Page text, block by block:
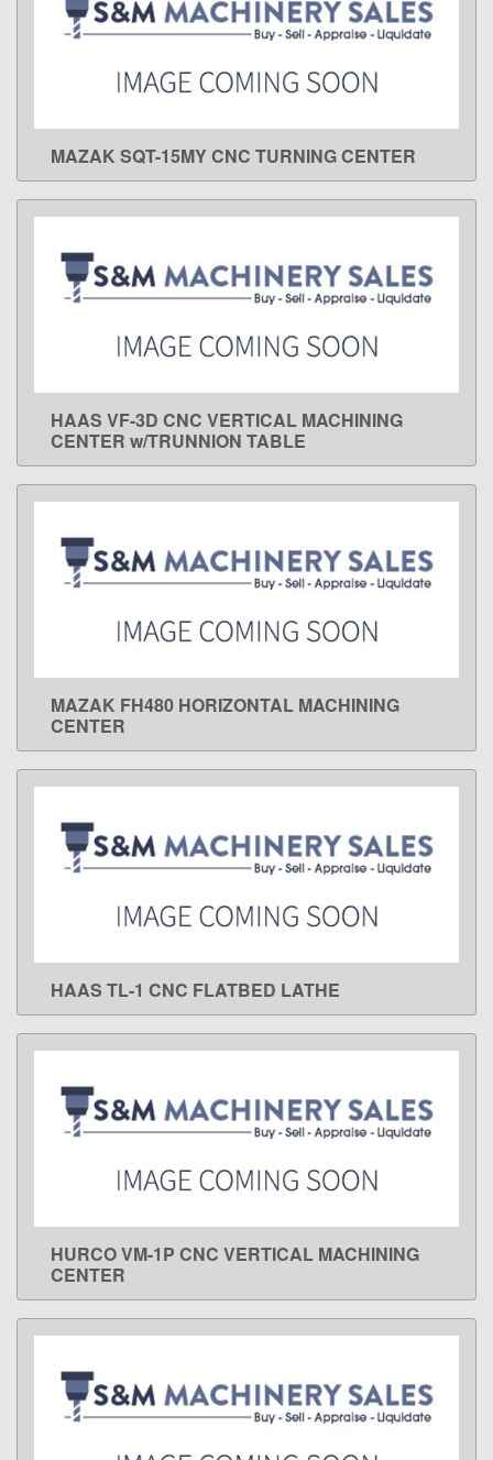
LEARN MORE
MAZAK SQT-15MY CNC TURNING CENTER
LEARN MORE
HAAS VF-3D CNC VERTICAL MACHINING
CENTER w/TRUNNION TABLE
LEARN MORE
MAZAK FH480 HORIZONTAL MACHINING
CENTER
LEARN MORE
HAAS TL-1 CNC FLATBED LATHE
LEARN MORE
HURCO VM-1P CNC VERTICAL MACHINING
CENTER